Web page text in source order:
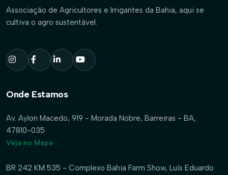
Associação de Agricultores e Irrigantes da Bahia, aqui se
cultiva o agro sustentável.
Onde Estamos
Av. Aylon Macedo, 919 - Morada Nobre, Barreiras - BA,
47810-035
Veja no Mapa
BR 242 KM 535 - Complexo Bahia Farm Show, Luís Eduardo